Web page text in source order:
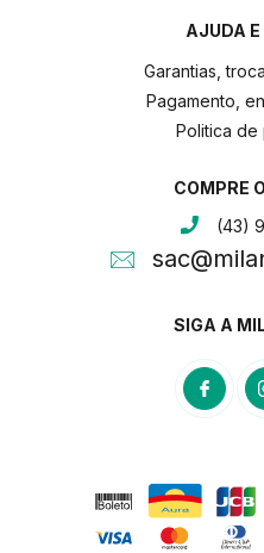
AJUDA E
Garantias,
Pagamento,
Politica de
COMPRE
(43)
SIGA A